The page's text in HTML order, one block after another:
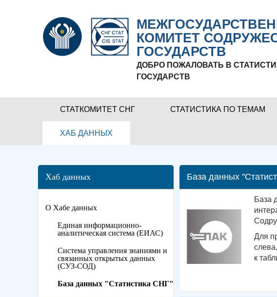
КОМИТЕТ
ГОСУДАРСТВ
ДОБРО ПОЖАЛОВАТЬ В
ГОСУДАРСТВ
СТАТКОМИТЕТ СНГ СТАТИСТИКА ПО ТЕМАМ
ХАБ ДАННЫХ
Хаб данных
О Хабе данных
Единая информационно-
аналитическая система (ЕИАС)
Система управления знаниями и
связанных открытых данных
(СУЗ-СОД)
База данных "Статистика СНГ"
База данных
База
Для
к